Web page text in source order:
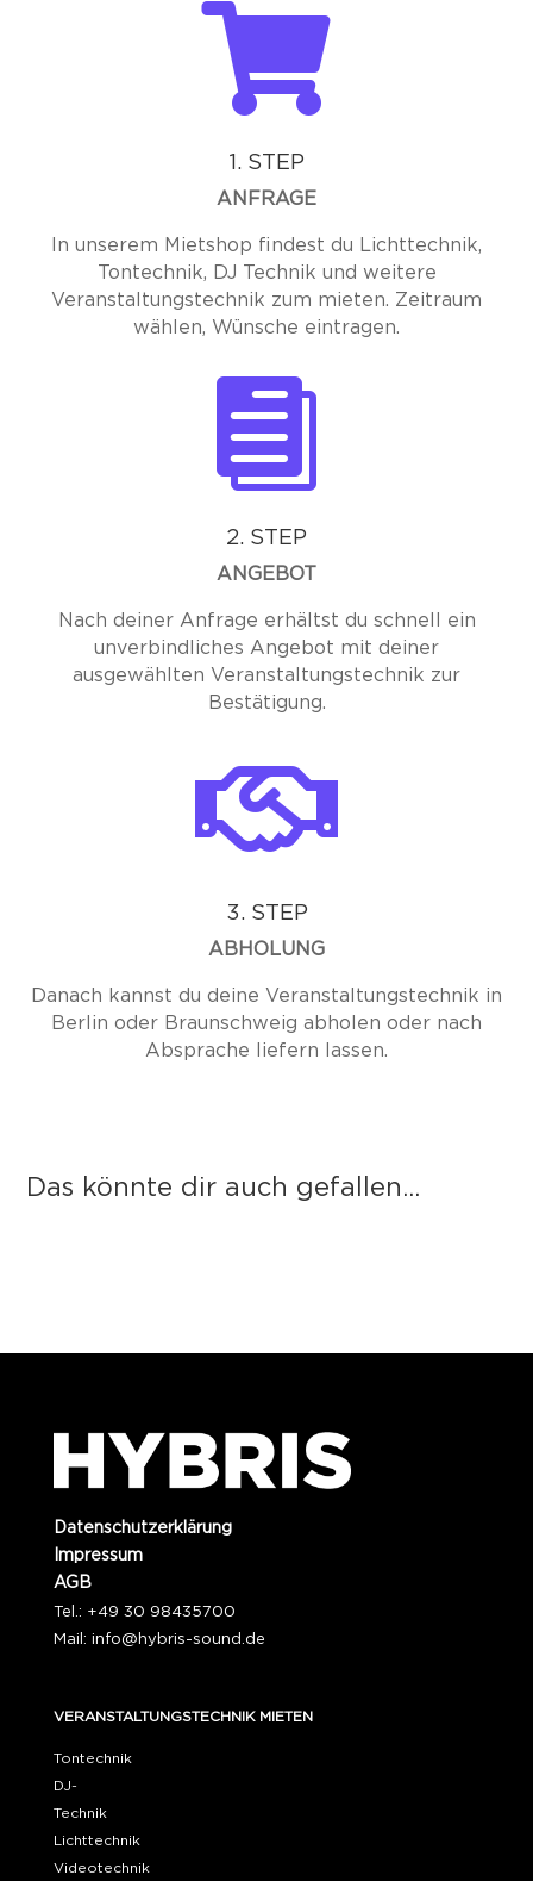

1. STEP
ANFRAGE
In unserem Mietshop findest du Lichttechnik,
Tontechnik, DJ Technik und weitere
Veranstaltungstechnik zum mieten. Zeitraum
wählen, Wünsche eintragen.

2. STEP
ANGEBOT
Nach deiner Anfrage erhältst du schnell ein
unverbindliches Angebot mit deiner
ausgewählten Veranstaltungstechnik zur
Bestätigung.

3. STEP
ABHOLUNG
Danach kannst du deine Veranstaltungstechnik in
Berlin oder Braunschweig abholen oder nach
Absprache liefern lassen.
Das könnte dir auch gefallen...
Datenschutzerklärung
Impressum
AGB
Tel.: +49 30 98435700
Mail: info@hybris-sound.de
VERANSTALTUNGSTECHNIK MIETEN
Tontechnik
DJ-
Technik
Lichttechnik
Videotechnik